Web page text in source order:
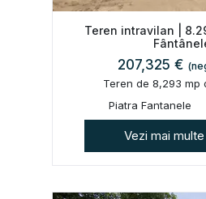
Teren intravilan |
207,325 €
Teren de 8,293 mp
Piatra Fantanele
Vezi mai